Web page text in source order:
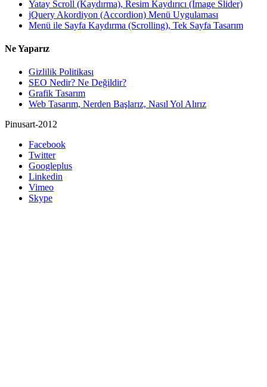
Yatay Scroll (Kaydırma), Resim Kaydırıcı (Image Slider)
jQuery Akordiyon (Accordion) Menü Uygulaması
Menü ile Sayfa Kaydırma (Scrolling), Tek Sayfa Tasarım
Ne Yaparız
Gizlilik Politikası
SEO Nedir? Ne Değildir?
Grafik Tasarım
Web Tasarım, Nerden Başlarız, Nasıl Yol Alırız
Pinusart-2012
Facebook
Twitter
Googleplus
Linkedin
Vimeo
Skype